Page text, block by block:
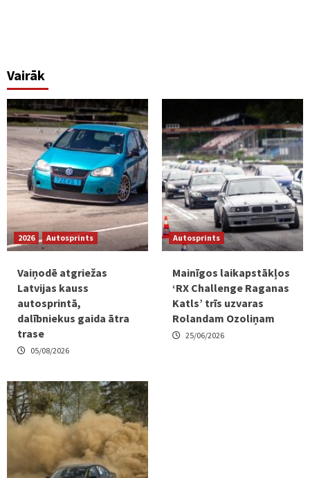
Vairāk
2026 Autosprints
Vaiņodē atgriežas
Latvijas kauss
autosprintā,
dalībniekus gaida ātra
trase
05/08/2026
Autosprints
Mainīgos laikapstākļos
‘RX Challenge Raganas
Katls’ trīs uzvaras
Rolandam Ozoliņam
25/06/2026